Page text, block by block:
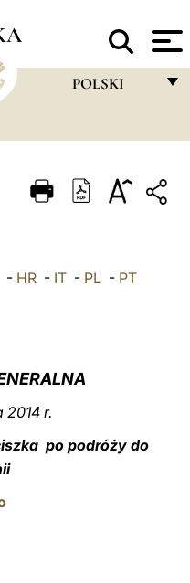
POLSKI
ITALIANO
العربيّة
LATINE
HR- IT- PL- PT
2014 r.
po podróży do